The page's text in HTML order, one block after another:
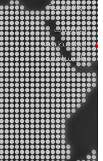
والإقليمية
الدراسات
الفلسطينية
والإسرائيلية